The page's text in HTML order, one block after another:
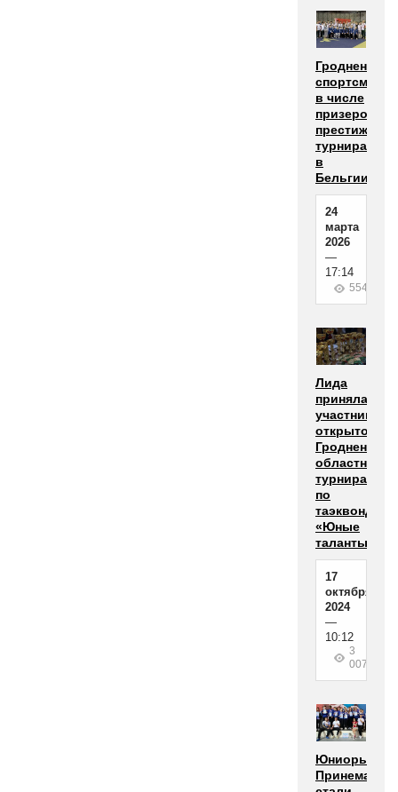
Гродненские
спортсмены
в числе
призеров
престижного
турнира
в
Бельгии
24
марта
2026
—
17:14
554
Лида
приняла
участников
открытого
областного
турнира
по
таэквондо
«Юные
таланты-
17
октября
2024
—
10:12
3
007
Юниоры
Принеманья